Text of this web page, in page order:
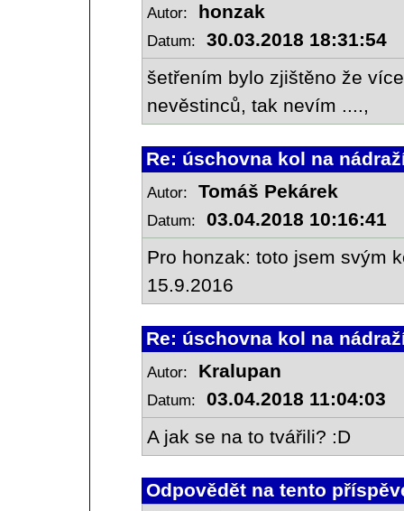
Autor: honzak
Datum:
30.03.2018 18:31:54
šetřením bylo zjištěno že
nevěstinců, tak nevím ....,
Re: úschovna kol na
Autor: Tomáš Pekárek
Datum:
03.04.2018 10:16:41
Pro honzak: toto jsem svým
15.9.2016
Re: úschovna kol na
Autor: Kralupan
Datum:
03.04.2018 11:04:03
A jak se na to tvářili? :D
Odpovědět na tento